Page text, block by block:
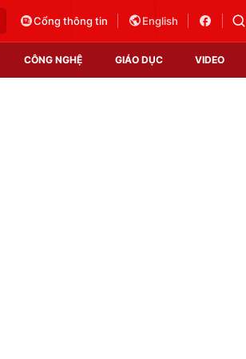
Cổng thông tin English
CÔNG NGHỆ GIÁO DỤC VIDEO